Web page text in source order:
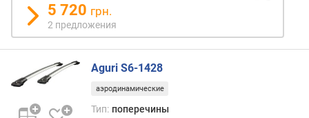
о
а
с
)
5 720 грн.
2 предложения
Aguri S6-1428
аэродинамические
Тип: поперечины